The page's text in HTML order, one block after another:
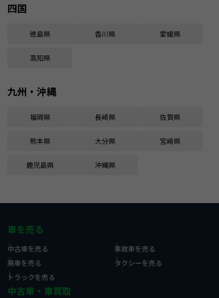
四国
徳島県 香川県 愛媛県
高知県
九州・沖縄
福岡県 長崎県 佐賀県
熊本県 大分県 宮崎県
鹿児島県 沖縄県
車を売る
中古車を売る
事故車を売る
廃車を売る
タクシーを売る
トラックを売る
中古車・車買取